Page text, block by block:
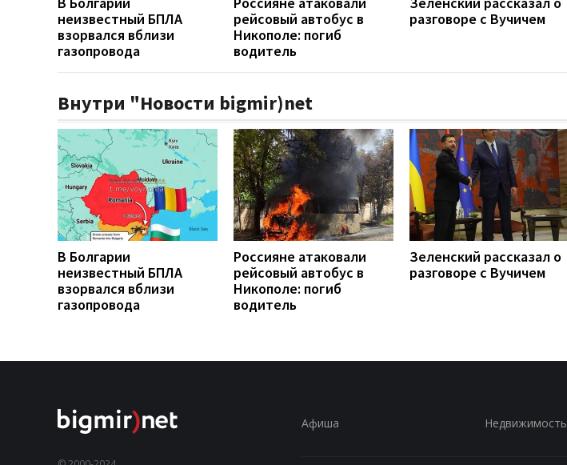
неизвестный БПЛА
взорвался вблизи
газопровода
рейсовый автобус в
Никополе: погиб
водитель
разговоре с Вучичем
Внутри "Новости bigmir)net
В Болгарии
неизвестный БПЛА
взорвался вблизи
газопровода
Россияне атаковали
рейсовый автобус в
Никополе: погиб
водитель
Зеленский рассказал о
разговоре с Вучичем
Афиша Недвижимость